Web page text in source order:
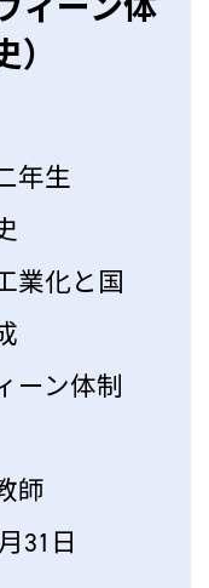
年生
業化と国
ーン体制
師
31日